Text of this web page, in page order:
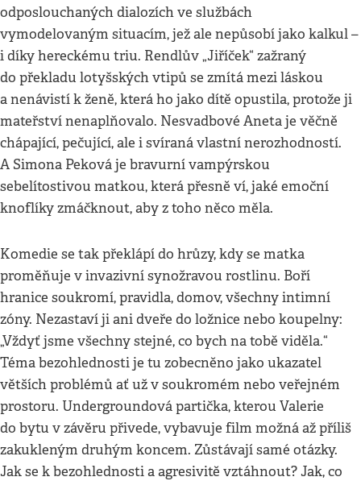
odposlouchaných dialozích ve službách
vymodelovaným situacím, jež ale nepůsobí jako kalkul –
i díky hereckému triu. Rendlův „Jiříček“ zažraný
do překladu lotyšských vtipů se zmítá mezi láskou
a nenávistí k ženě, která ho jako dítě opustila, protože ji
mateřství nenaplňovalo. Nesvadbové Aneta je věčně
chápající, pečující, ale i svíraná vlastní nerozhodností.
A Simona Peková je bravurní vampýrskou
sebelítostivou matkou, která přesně ví, jaké emoční
knoflíky zmáčknout, aby z toho něco měla.
Komedie se tak překlápí do hrůzy, kdy se matka
proměňuje v invazivní synožravou rostlinu. Boří
hranice soukromí, pravidla, domov, všechny intimní
zóny. Nezastaví ji ani dveře do ložnice nebo koupelny:
„Vždyť jsme všechny stejné, co bych na tobě viděla.“
Téma bezohlednosti je tu zobecněno jako ukazatel
větších problémů ať už v soukromém nebo veřejném
prostoru. Undergroundová partička, kterou Valerie
do bytu v závěru přivede, vybavuje film možná až příliš
zakukleným druhým koncem. Zůstávají samé otázky.
Jak se k bezohlednosti a agresivitě vztáhnout? Jak, co